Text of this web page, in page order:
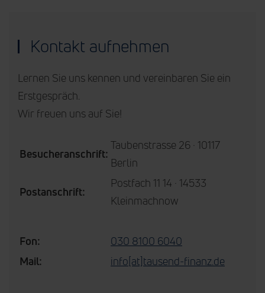
Kontakt aufnehmen
Lernen Sie uns kennen und vereinbaren Sie ein
Erstgespräch.
Wir freuen uns auf Sie!
Besucheranschrift:
Taubenstrasse 26 · 10117
Berlin
Postanschrift:
Postfach 11 14 · 14533
Kleinmachnow
Fon:
030 8100 6040
Mail:
info[at]tausend-finanz.de